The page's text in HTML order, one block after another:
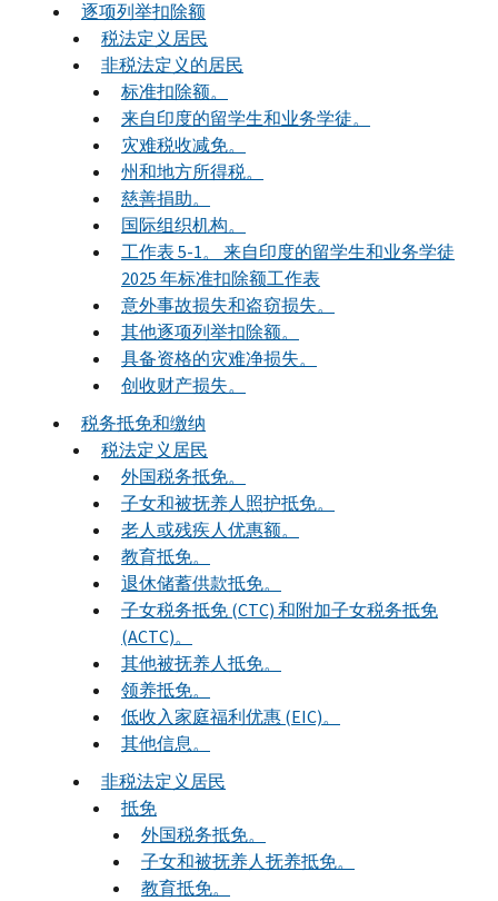
逐项列举扣除额
税法定义居民
非税法定义的居民
标准扣除额。
来自印度的留学生和业务学徒。
灾难税收减免。
州和地方所得税。
慈善捐助。
国际组织机构。
工作表 5-1。 来自印度的留学生和业务学徒
2025 年标准扣除额工作表
意外事故损失和盗窃损失。
其他逐项列举扣除额。
具备资格的灾难净损失。
创收财产损失。
税务抵免和缴纳
税法定义居民
外国税务抵免。
子女和被抚养人照护抵免。
老人或残疾人优惠额。
教育抵免。
退休储蓄供款抵免。
子女税务抵免 (CTC) 和附加子女税务抵免
(ACTC)。
其他被抚养人抵免。
领养抵免。
低收入家庭福利优惠 (EIC)。
其他信息。
非税法定义居民
抵免
外国税务抵免。
子女和被抚养人抚养抵免。
教育抵免。